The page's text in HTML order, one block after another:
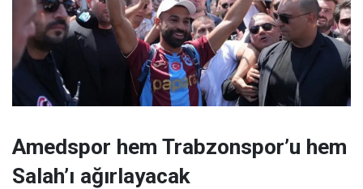
Amedspor hem Trabzonspor’u hem
Salah’ı ağırlayacak